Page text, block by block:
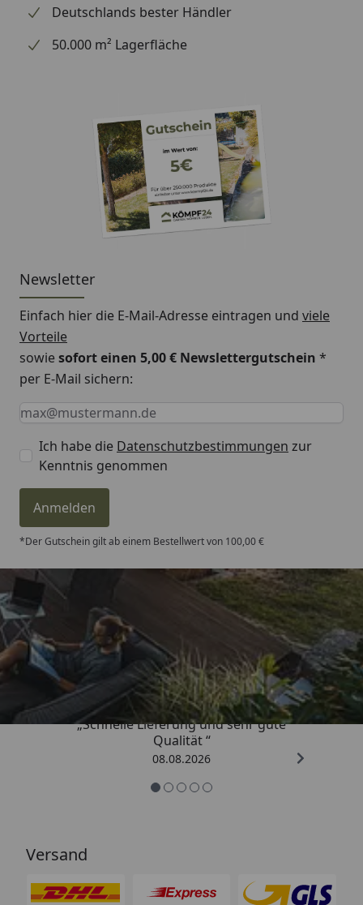
Deutschlands bester Händler
50.000 m² Lagerfläche
Newsletter
Einfach hier die E-Mail-Adresse eintragen und viele
Vorteile
sowiesofort einen 5,00 € Newslettergutschein *
per E-Mail sichern:
Keine Eingabe erforderlich
Eingabe erforderlich
E-Mail *
Ich habe die Datenschutzbestimmungen zur
Kenntnis genommen
Anmelden
*Der Gutschein gilt ab einem Bestellwert von 100,00 €
Trusted Shops
4,81/ 5
„Schnelle Lieferung und sehr gute
Qualität “
08.08.2026
Versand